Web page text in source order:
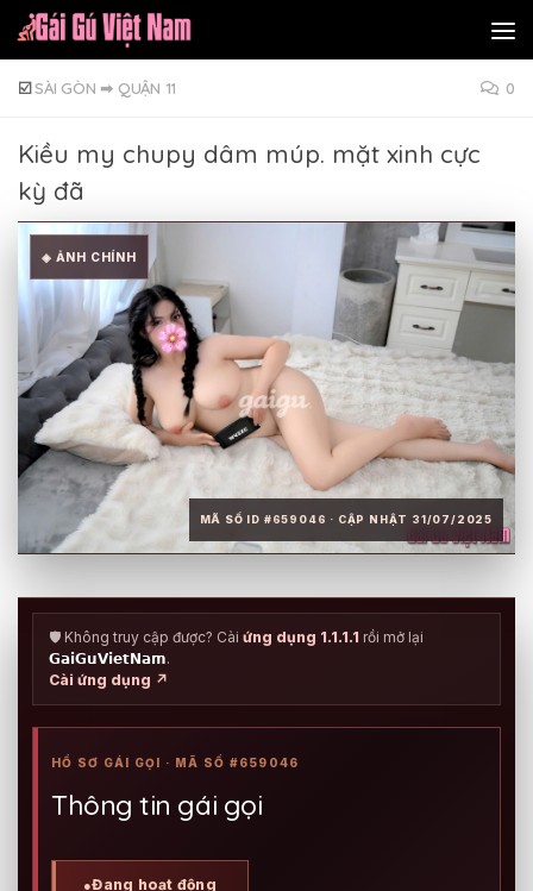
Skip to content
☑️SÀI GÒN ➡ QUẬN 11 0
Kiều my chupy dâm múp. mặt xinh cực
kỳ đã
◈ ẢNH CHÍNH
MÃ SỐ ID #659046 · CẬP NHẬT 31/07/2025
🛡️ Không truy cập được? Cài ứng dụng 1.1.1.1 rồi mở lại
𝗚𝗮𝗶𝗚𝘂𝗩𝗶𝗲𝘁𝗡𝗮𝗺.
Cài ứng dụng ↗
HỒ SƠ GÁI GỌI · MÃ SỐ #659046
Thông tin gái gọi
●Đang hoạt động